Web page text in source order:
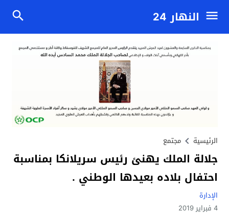
النهار 24
الرئيسية مجتمع
جلالة الملك يهنئ رئيس سريلانكا بمناسبة
احتفال بلاده بعيدها الوطني .
الإدارة
4 فبراير 2019